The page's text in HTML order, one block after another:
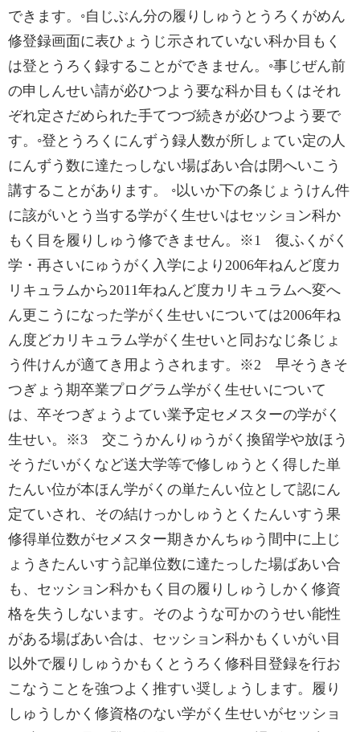
できます。◦自じぶん分の履りしゅうとうろくがめん
修登録画面に表ひょうじ示されていない科か目もく
は登とうろく録することができません。◦事じぜん前
の申しんせい請が必ひつよう要な科か目もくはそれ
ぞれ定さだめられた手てつづ続きが必ひつよう要で
す。◦登とうろくにんずう録人数が所しょてい定の人
にんずう数に達たっしない場ばあい合は閉へいこう
講することがあります。 ◦以いか下の条じょうけん件
に該がいとう当する学がく生せいはセッション科か
もく目を履りしゅう修できません。※1 ‌‌復ふくがく
学・再さいにゅうがく入学により2006年ねんど度カ
リキュラムから2011年ねんど度カリキュラムへ変へ
ん更こうになった学がく生せいについては2006年ね
ん度どカリキュラム学がく生せいと同おなじ条じょ
う件けんが適てき用ようされます。※2 ‌‌早そうきそ
つぎょう期卒業プログラム学がく生せいについて
は、卒そつぎょうよてい業予定セメスターの学がく
生せい。※3 ‌‌‌‌交こうかんりゅうがく換留学や放ほう
そうだいがくなど送大学等で修しゅうとく得した単
たんい位が本ほん学がくの単たんい位として認にん
定ていされ、その結けっかしゅうとくたんいすう果
修得単位数がセメスター期きかんちゅう間中に上じ
ょうきたんいすう記単位数に達たっした場ばあい合
も、セッション科かもく目の履りしゅうしかく修資
格を失うしないます。そのような可かのうせい能性
がある場ばあい合は、セッション科かもくいがい目
以外で履りしゅうかもくとうろく修科目登録を行お
こなうことを強つよく推すい奨しょうします。履り
しゅうしかく修資格のない学がく生せいがセッショ